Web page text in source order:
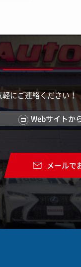
にご連絡ください！
Webサイトか
メールで